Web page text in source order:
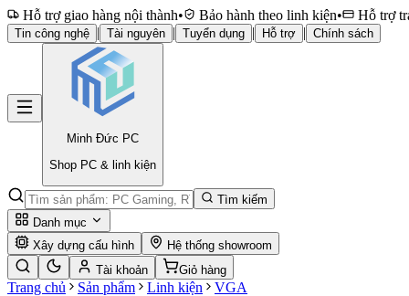
Hỗ trợ giao hàng nội thành• Bảo hành theo linh kiện• Hỗ trợ
Tin công nghệ | Tài nguyên | Tuyển dụng | Hỗ trợ | Chính sách
Minh Đức PC
Shop PC & linh kiện
Tìm kiếm
Danh mục
Xây dựng cấu hình
Hệ thống showroom
Tài khoản
Giỏ hàng
Trang chủ Sản phẩm Linh kiện VGA